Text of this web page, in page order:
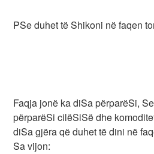
PSe duhet të Shikoni në faqen
Faqja jonë ka diSa përparëSi,
përparëSi cilëSiSë dhe
diSa gjëra që duhet të dini në
Sa vijon: